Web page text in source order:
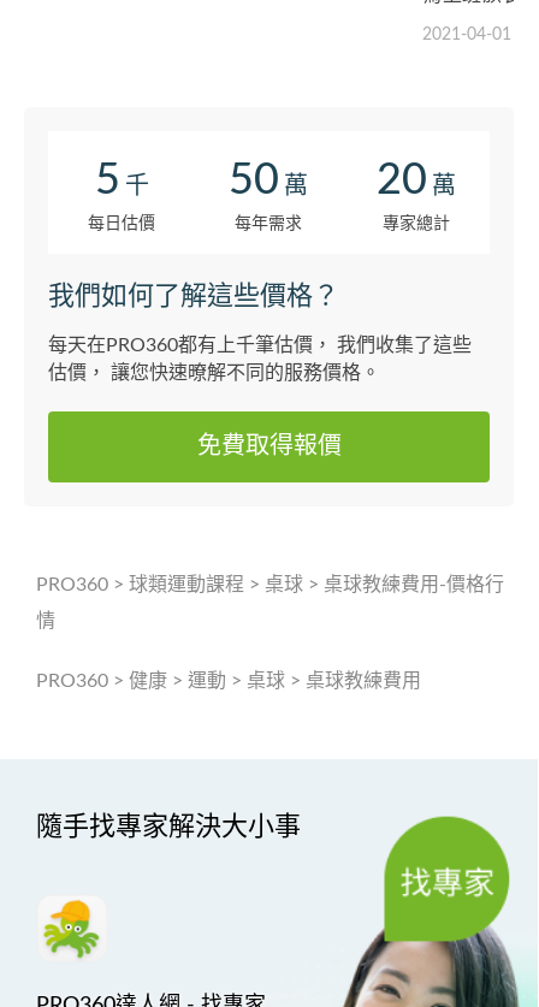
近身體一直
2021-04-01
5 千
每日估價
50 萬
每年需求
20 萬
專家總計
我們如何了解這些價格？
每天在PRO360都有上千筆估價， 我們收集了這些
估價， 讓您快速暸解不同的服務價格。
免費取得報價
PRO360 > 球類運動課程 > 桌球 > 桌球教練費用-價格行
情
PRO360 > 健康 > 運動 > 桌球 > 桌球教練費用
隨手找專家解決大小事